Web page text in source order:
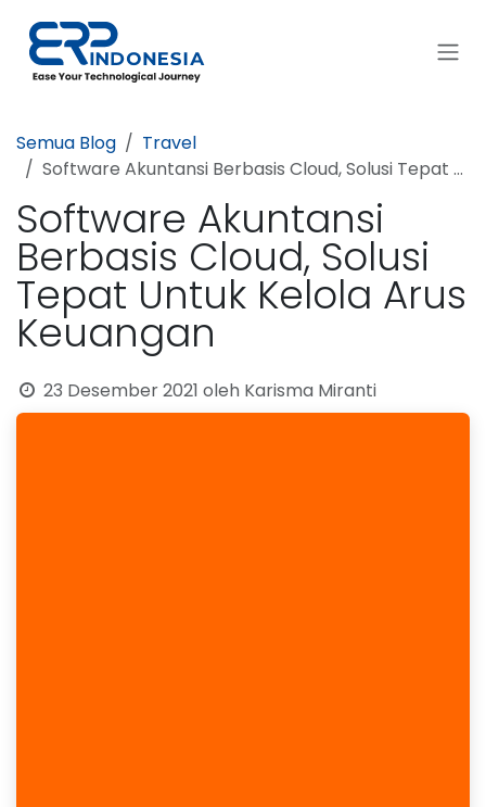
Semua Blog
Travel
Software Akuntansi Berbasis Cloud, Solusi Tepat Untuk Kelola Arus Keuangan
Software Akuntansi
Berbasis Cloud, Solusi
Tepat Untuk Kelola Arus
Keuangan
23 Desember 2021 oleh Karisma Miranti